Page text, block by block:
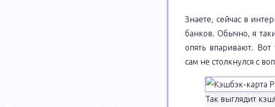
Знаете, сейчас в
банков. Обычно, я
опять впаривают.
сам не столкнулся с
Так выглядит